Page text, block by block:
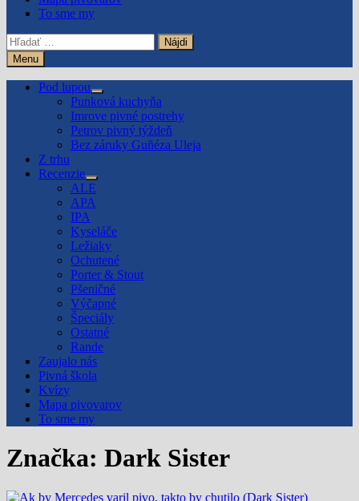
To sme my
Hľadať:
Menu
Pod lupou
Show
sub
menu
Punková kuchyňa
Imrove pivné postrehy
Petrov pivný týždeň
Bez záruky Guñéza Uleja
Z trhu
Recenzie
Show
sub
menu
ALE
APA
IPA
Kyseláče
Ležiaky
Ochutené
Porter & Stout
Pšeničné
Výčapné
Špeciály
Ostatné
Rande
Zaujalo nás
Pivná škola
Kvízy
Mapa pivovarov
To sme my
Značka: Dark Sister